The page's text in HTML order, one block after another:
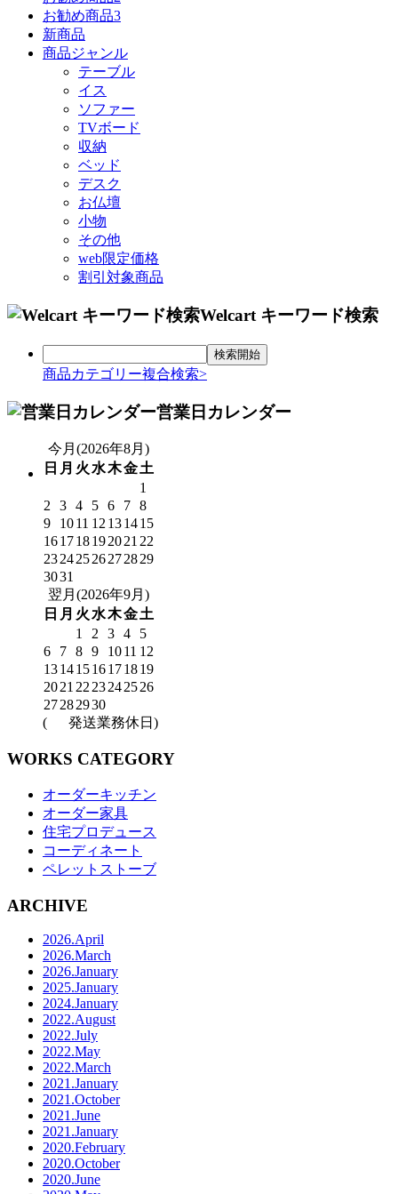
お勧め商品3
新商品
商品ジャンル
テーブル
イス
ソファー
TVボード
収納
ベッド
デスク
お仏壇
小物
その他
web限定価格
割引対象商品
Welcart キーワード検索
商品カテゴリー複合検索>
営業日カレンダー
今月(2026年8月)
日 月 火 水木金土
1
2
3 4 5 6 7 8
9
1011 12 131415
161718192021 22
23242526272829
3031
翌月(2026年9月)
日 月 火 水木金土
1
2 3 4
5
6
7 8 9 1011 12
13141516171819
2021 22 23242526
27282930
(
発送業務休日)
WORKS CATEGORY
オーダーキッチン
オーダー家具
住宅プロデュース
コーディネート
ペレットストーブ
ARCHIVE
2026.April
2026.March
2026.January
2025.January
2024.January
2022.August
2022.July
2022.May
2022.March
2021.January
2021.October
2021.June
2021.January
2020.February
2020.October
2020.June